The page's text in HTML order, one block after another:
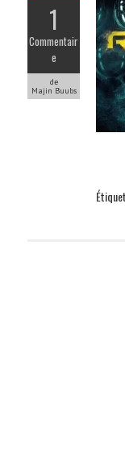
1
Commentair
e
de
Majin Buubs